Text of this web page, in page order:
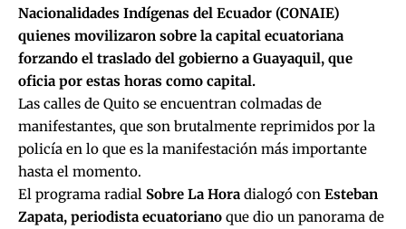
Nacionalidades Indígenas del Ecuador (CONAIE)
quienes movilizaron sobre la capital ecuatoriana
forzando el traslado del gobierno a Guayaquil, que
oficia por estas horas como capital.
Las calles de Quito se encuentran colmadas de
manifestantes, que son brutalmente reprimidos por la
policía en lo que es la manifestación más importante
hasta el momento.
El programa radial Sobre La Hora dialogó con Esteban
Zapata, periodista ecuatoriano que dio un panorama de